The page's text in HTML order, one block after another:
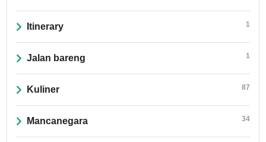
Itinerary 1
Jalan bareng 1
Kuliner 87
Mancanegara 34